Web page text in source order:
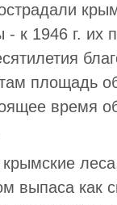
к 1946 г. их
площадь
время
выпаса как